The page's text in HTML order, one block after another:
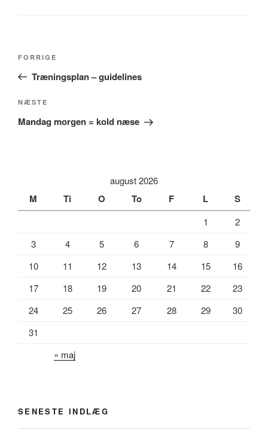
Forrige
indlæg
FORRIGE
Træningsplan – guidelines
Næste
indlæg
NÆSTE
Mandag morgen = kold næse
august 2026
M Ti O To F L S
1
2
3
4 5 6 7 8
9
10
11 12 13 14 15
16
17
18 19 20 21 22
23
24
25 26 27 28 29
30
31
« maj
SENESTE INDLÆG